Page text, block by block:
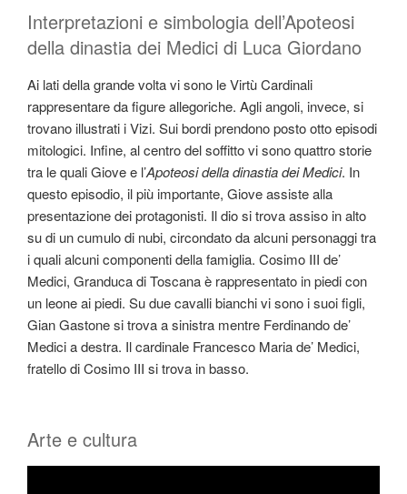
Interpretazioni e simbologia dell’Apoteosi
della dinastia dei Medici di Luca Giordano
Ai lati della grande volta vi sono le Virtù Cardinali
rappresentare da figure allegoriche. Agli angoli, invece, si
trovano illustrati i Vizi. Sui bordi prendono posto otto episodi
mitologici. Infine, al centro del soffitto vi sono quattro storie
tra le quali Giove e l’Apoteosi della dinastia dei Medici. In
questo episodio, il più importante, Giove assiste alla
presentazione dei protagonisti. Il dio si trova assiso in alto
su di un cumulo di nubi, circondato da alcuni personaggi tra
i quali alcuni componenti della famiglia. Cosimo III de’
Medici, Granduca di Toscana è rappresentato in piedi con
un leone ai piedi. Su due cavalli bianchi vi sono i suoi figli,
Gian Gastone si trova a sinistra mentre Ferdinando de’
Medici a destra. Il cardinale Francesco Maria de’ Medici,
fratello di Cosimo III si trova in basso.
Arte e cultura